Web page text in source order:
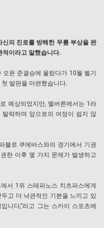
의 진로를 방해한 무릎 부상을 완
적이라고 말했습니다.
픈 준결승에 올랐다가 10월 벨기
발판을 마련했습니다.
예상되었지만, 멜버른에서는 1라
락하며 앞으로의 여정이 쉽지 않
블로 쿠에바스와의 경기에서 기권
한 이후 몇 가지 문제가 발생하고
서 1위 스테파노스 치츠파스에게
고 더 낙관적인 기분을 느끼고 있
니다,”라고 그는 스카이 스포츠에